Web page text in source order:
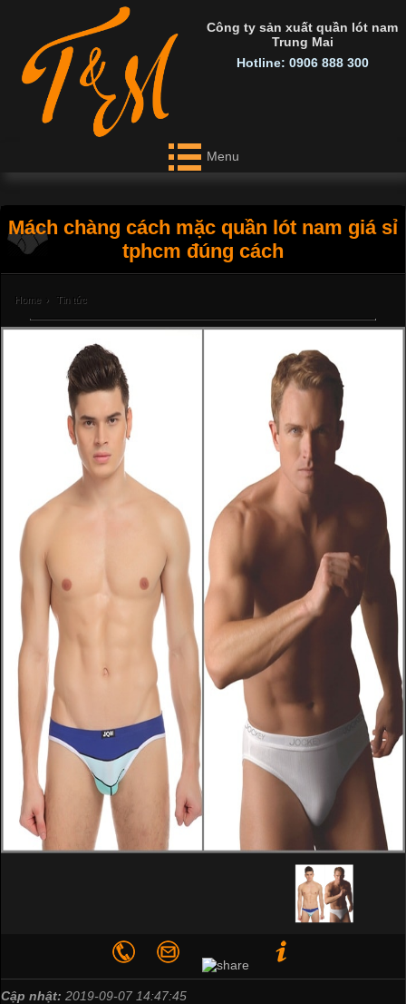
Công ty sản xuất quần lót nam
Trung Mai
Hotline: 0906 888 300
Menu
Mách chàng cách mặc quần lót nam giá sỉ
tphcm đúng cách
Home › Tin tức
Cập nhật: 2019-09-07 14:47:45